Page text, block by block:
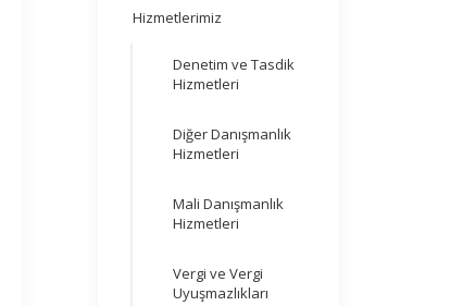
Hizmetlerimiz
Denetim ve Tasdik
Hizmetleri
Diğer Danışmanlık
Hizmetleri
Mali Danışmanlık
Hizmetleri
Vergi ve Vergi
Uyuşmazlıkları